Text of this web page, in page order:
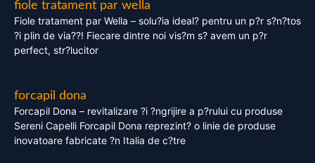
fiole tratament par wella
Fiole tratament par Wella – solu?ia ideal? pentru un p?r s?n?tos
?i plin de via??! Fiecare dintre noi vis?m s? avem un p?r
perfect, str?lucitor
forcapil dona
Forcapil Dona – revitalizare ?i ?ngrijire a p?rului cu produse
Sereni Capelli Forcapil Dona reprezint? o linie de produse
inovatoare fabricate ?n Italia de c?tre